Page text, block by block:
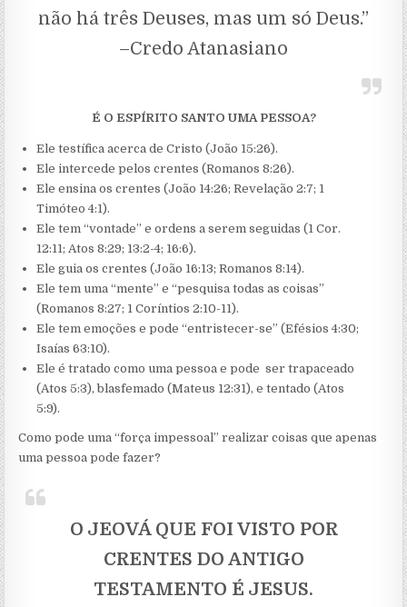
não há três Deuses, mas um só Deus.”
–Credo Atanasiano
É O ESPÍRITO SANTO UMA PESSOA?
Ele testífica acerca de Cristo (João 15:26).
Ele intercede pelos crentes (Romanos 8:26).
Ele ensina os crentes (João 14:26; Revelação 2:7; 1
Timóteo 4:1).
Ele tem “vontade” e ordens a serem seguidas (1 Cor.
12:11; Atos 8:29; 13:2-4; 16:6).
Ele guia os crentes (João 16:13; Romanos 8:14).
Ele tem uma “mente” e “pesquisa todas as coisas”
(Romanos 8:27; 1 Coríntios 2:10-11).
Ele tem emoções e pode “entristecer-se” (Efésios 4:30;
Isaías 63:10).
Ele é tratado como uma pessoa e pode ser trapaceado
(Atos 5:3), blasfemado (Mateus 12:31), e tentado (Atos
5:9).
Como pode uma “força impessoal” realizar coisas que apenas
uma pessoa pode fazer?
O JEOVÁ QUE FOI VISTO POR
CRENTES DO ANTIGO
TESTAMENTO É JESUS.